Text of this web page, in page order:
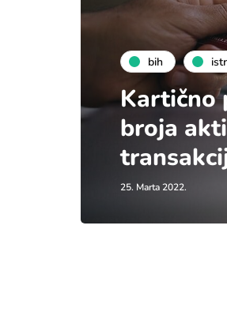
bih
Kartično
broja
25. Marta 2022.